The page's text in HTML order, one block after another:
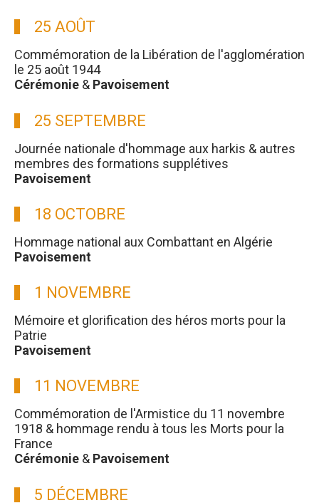
25 AOÛT
Commémoration de la Libération de l'agglomération
le 25 août 1944
Cérémonie & Pavoisement
25 SEPTEMBRE
Journée nationale d'hommage aux harkis & autres
membres des formations supplétives
Pavoisement
18 OCTOBRE
Hommage national aux Combattant en Algérie
Pavoisement
1 NOVEMBRE
Mémoire et glorification des héros morts pour la
Patrie
Pavoisement
11 NOVEMBRE
Commémoration de l'Armistice du 11 novembre
1918 & hommage rendu à tous les Morts pour la
France
Cérémonie & Pavoisement
5 DÉCEMBRE